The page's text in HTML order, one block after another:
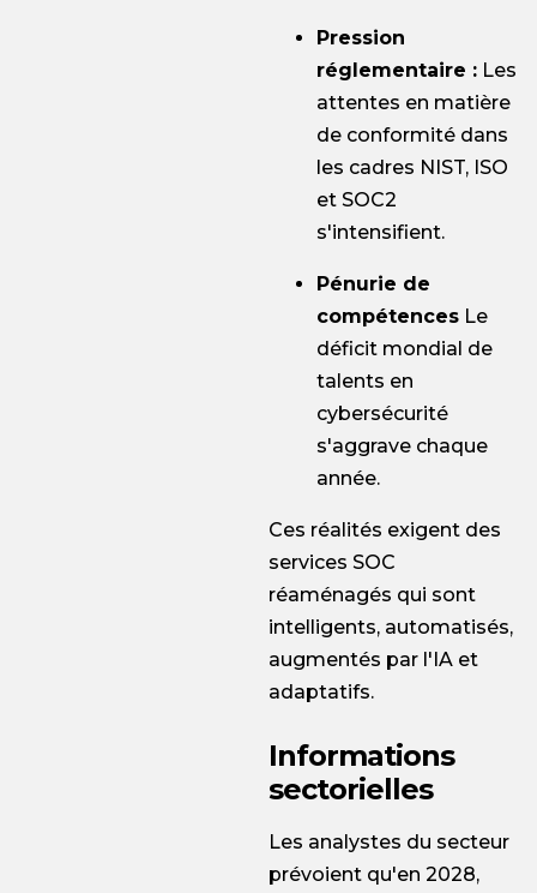
Pression
réglementaire : Les
attentes en matière
de conformité dans
les cadres NIST, ISO
et SOC2
s'intensifient.
Pénurie de
compétences Le
déficit mondial de
talents en
cybersécurité
s'aggrave chaque
année.
Ces réalités exigent des
services SOC
réaménagés qui sont
intelligents, automatisés,
augmentés par l'IA et
adaptatifs.
Informations
sectorielles
Les analystes du secteur
prévoient qu'en 2028,